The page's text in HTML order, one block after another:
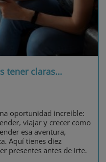
tener claras…
oportunidad increíble:
viajar y crecer como
esa aventura,
Aquí tienes diez
presentes antes de irte.